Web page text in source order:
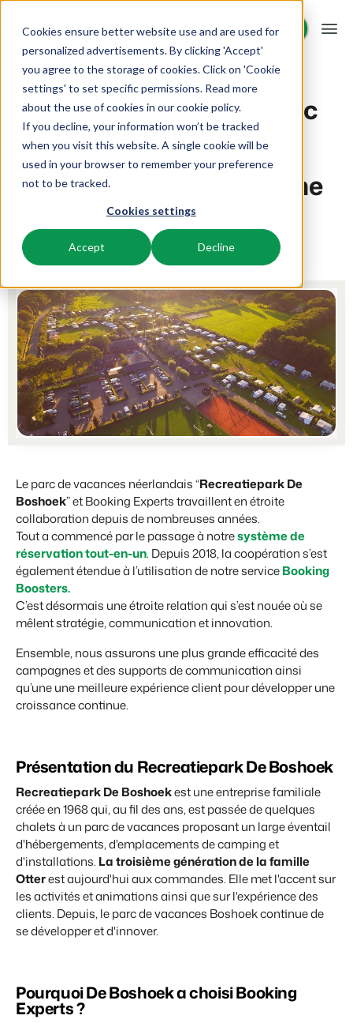
Cookies ensure better website use and are used for
personalized advertisements. By clicking 'Accept'
you agree to the storage of cookies. Click on 'Cookie
settings' to set specific permissions. Read more
about the use of cookies in our cookie policy.
If you decline, your information won’t be tracked
when you visit this website. A single cookie will be
used in your browser to remember your preference
not to be tracked.
Cookies settings
Accept Decline
Démo
Démo
Plateforme
BEX PMS
PMS
Optimisez votre back-office.
Boostez les réservations directes via votre site web.
Optimisez vos décisions grâce à l'analyse des données.
Intégration de site web
Vous avez déjà un site web ? L'intégration est possible.
Gestion des canaux de distribution
Diffusez votre inventaire sur plusieurs canaux.
Gestion des propriétaires
Offrez la transparence que les propriétaires méritent.
Passez à l'action
Prêt à adopter la croissance ?
BEX CMS
Site web
Donnez vie à votre marque grâce à notre créateur de site.
Site web immobilier
BEX Linguistique
Marketing
Marketing en ligne
La puissante alliance entre stratégie de marque et marketing de
performance
Marketing Immobilier
Booking Analytics
Solution reporting Premium
Solutions
Booking Experts pour:
Aires de camping, tentes de glamping et caravanes.
Villas, bungalows, chalets et hébergements nature.
Resorts
Stations de ski, de bien-être, de plongée et de golf.
Organismes de location de vacances
Chaînes hôtelières et marques indépendantes multiples.
Promoteurs immobiliers touristiques
Hôtels
Chambres d'hôtel, appartements, chambres d'hôtes et pensions.
Services de conciergerie et gestion locative
Gestion de location de vacances et concierges
Ressources
Connaissance
BEX Academy
Suivez des cours en ligne et devenez un expert.
Blog
Découvrez les tendances du secteur et des conseils pratiques.
Témoignages
Témoignages de nos clients.
Customer Success
Obtenez des réponses à vos questions.
Passez à l'action
Prêt à adopter la croissance ?
Développeurs
Construisez votre solution avec notre API ouverte.
Partenaires
Rejoignez-nous dans notre aventure pour transformer l'industrie
de l'hospitalité.
Événements
Trust Center
À propos de nous
Service client
Obtenez des réponses á vos questions.
Emplois / Carrièrres
Trouvez votre nouveau job de rêve !
Contactez nous.
Tarifs
Témoignages
Se connecter
Tarifs
BEX PMS
Home Inspiration
Coopération entre le parc
De Boshoek et Booking
Experts : l'efficacité et
l'expérience client comme
objectifs
Marel 30 septembre 2025 6 min read
Le parc de vacances néerlandais “Recreatiepark De
Boshoek” et Booking Experts travaillent en étroite
collaboration depuis de nombreuses années.
Tout a commencé par le passage à notresystème de
réservation tout-en-un. Depuis 2018, la coopération s’est
également étendue à l’utilisation de notre serviceBooking
Boosters.
C’est désormais une étroite relation qui s’est nouée où se
mêlent stratégie, communication et innovation.
Ensemble, nous assurons une plus grande efficacité des
campagnes et des supports de communication ainsi
qu’une une meilleure expérience client pour développer une
croissance continue.
Présentation du Recreatiepark De Boshoek
Recreatiepark De Boshoekest une entreprise familiale
créée en 1968 qui, au fil des ans, est passée de quelques
chalets à un parc de vacances proposant un large éventail
d'hébergements, d'emplacements de camping et
d'installations. La troisième génération de la famille
Otterest aujourd'hui aux commandes. Elle met l'accent sur
les activités et animations ainsi que sur l'expérience des
clients. Depuis, le parc de vacances Boshoek continue de
se développer et d'innover.
Pourquoi De Boshoek a choisi Booking
Experts ?